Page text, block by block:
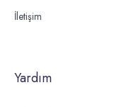
İletişim
Yardım